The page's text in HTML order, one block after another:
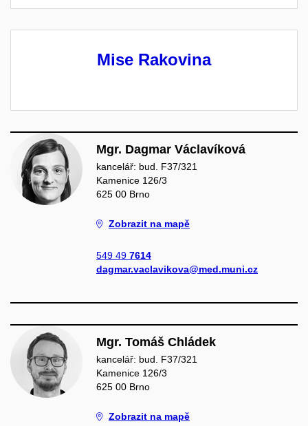
Mise Rakovina
Mgr. Dagmar Václavíková
kancelář: bud. F37/321
Kamenice 126/3
625 00 Brno
Zobrazit na mapě
549 49 7614
dagmar.vaclavikova@med.muni.cz
Mgr. Tomáš Chládek
kancelář: bud. F37/321
Kamenice 126/3
625 00 Brno
Zobrazit na mapě